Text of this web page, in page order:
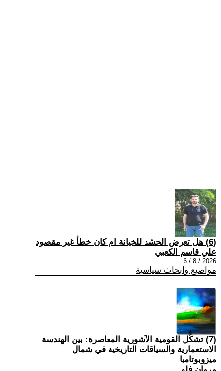
(6) هل تعرض الحشد للخيانة ام كان خطأ غير مقصود
علي قاسم الكعبي
2026 / 8 / 6
مواضيع وابحاث سياسية
(7) تشكُّل القومية الآشورية المعاصرة: بين الهندسة
الاستعمارية والسياقات التاريخية في شمال
ميزوبوتاميا